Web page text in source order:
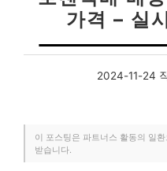
가격 – 실
2024-11-24
이 포스팅은 파트너스 활동의 일
받습니다.